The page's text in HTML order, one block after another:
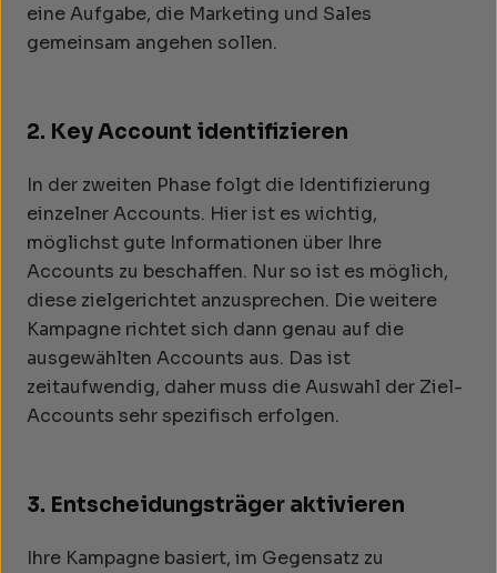
eine Aufgabe, die Marketing und Sales
gemeinsam angehen sollen.
2. Key Account identifizieren
In der zweiten Phase folgt die Identifizierung
einzelner Accounts. Hier ist es wichtig,
möglichst gute Informationen über Ihre
Accounts zu beschaffen. Nur so ist es möglich,
diese zielgerichtet anzusprechen. Die weitere
Kampagne richtet sich dann genau auf die
ausgewählten Accounts aus. Das ist
zeitaufwendig, daher muss die Auswahl der Ziel-
Accounts sehr spezifisch erfolgen.
3. Entscheidungsträger aktivieren
Ihre Kampagne basiert, im Gegensatz zu